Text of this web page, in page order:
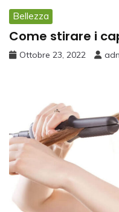
Bellezza
Come stirare i
Ottobre 23, 2022